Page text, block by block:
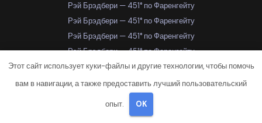
Рэй Брэдбери — 451° по Фаренгейту
Рэй Брэдбери — 451° по Фаренгейту
Рэй Брэдбери — 451° по Фаренгейту
Рэй Брэдбери — 451° по Фаренгейту
Рэй Брэдбери — 451° по Фаренгейту
Рэй Брэдбери — 451° по Фаренгейту
Рэй Брэдбери — 451° по Фаренгейту
Рэй Брэдбери — 451° по Фаренгейту
Этот сайт использует куки-файлы и другие технологии, чтобы помочь
вам в навигации, а также предоставить лучший пользовательский
опыт. OK